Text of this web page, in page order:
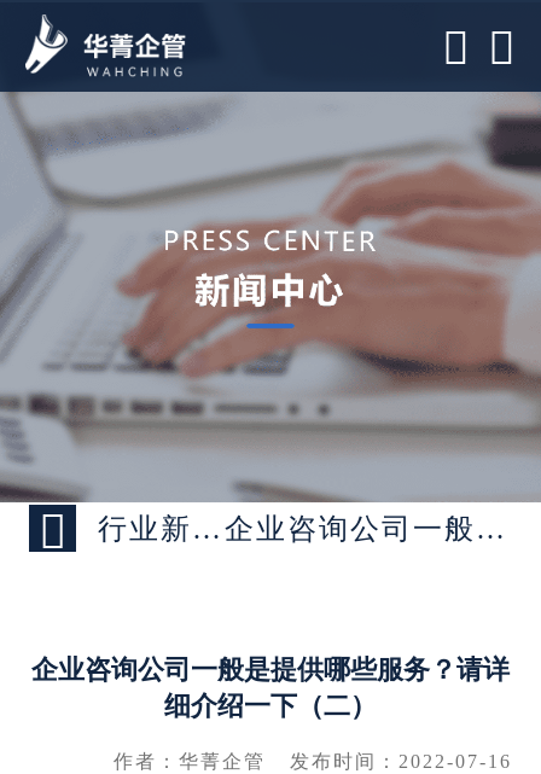
 
 行业新闻 > 企业咨询公司一般是提供哪些服务？请详细介绍一下（二）
企业咨询公司一般是提供哪些服务？请详
细介绍一下（二）
作者：华菁企管 发布时间：2022-07-16